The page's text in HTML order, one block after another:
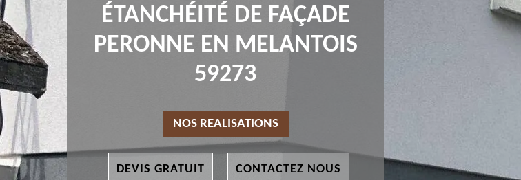
ÉTANCHÉITÉ DE FAÇADE
PERONNE EN MELANTOIS
59273
NOS REALISATIONS
DEVIS GRATUIT CONTACTEZ NOUS